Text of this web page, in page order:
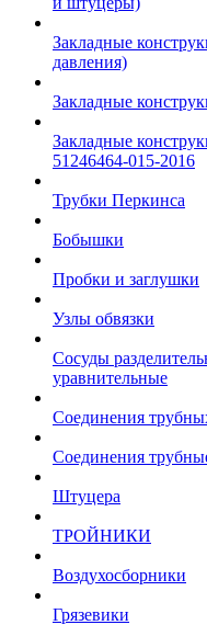
Закладные
давления)
Закладные
Закладные
51246464-015-2016
Трубки Перкинса
Бобышки
Пробки и заглушки
Узлы обвязки
Сосуды
уравнительные
Соединения
Соединения
Штуцера
ТРОЙНИКИ
Воздухосборники
Грязевики